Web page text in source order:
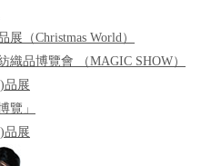
（Christmas World）
織品博覽會 （MAGIC SHOW）
品展
覽」
品展